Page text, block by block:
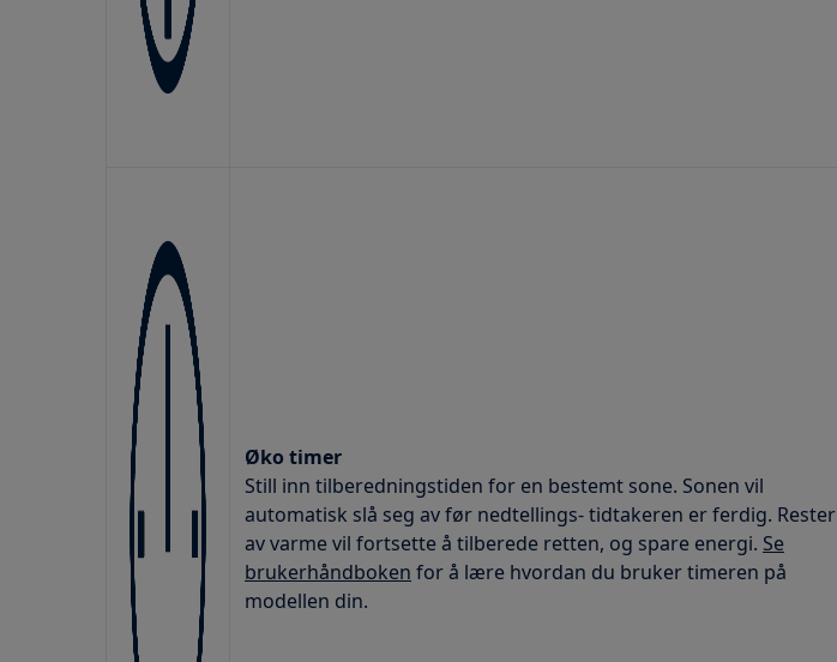
Øko timer
Still inn tilberedningstiden for en bestemt sone. Sonen vil
automatisk slå seg av før nedtellings- tidtakeren er ferdig. Rester
av varme vil fortsette å tilberede retten, og spare energi. Se
brukerhåndboken for å lære hvordan du bruker timeren på
modellen din.